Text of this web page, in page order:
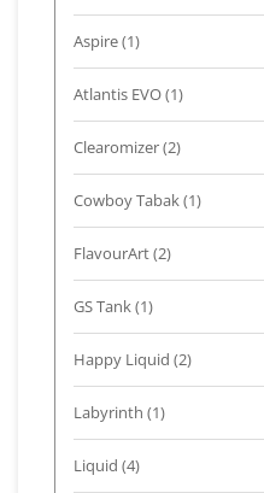
Aspire(1)
Atlantis EVO(1)
Clearomizer(2)
Cowboy Tabak(1)
FlavourArt(2)
GS Tank(1)
Happy Liquid (2)
Labyrinth (1)
Liquid (4)